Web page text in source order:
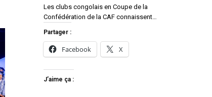
Les clubs congolais en Coupe de la
Confédération de la CAF connaissent…
Partager :
Facebook X
J’aime ça :